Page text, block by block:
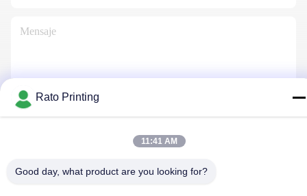
Política de privacidad|Mapa del Sitio| China es buena. Calidad
Rato Printing
11:41 AM
Good day, what product are you looking for?